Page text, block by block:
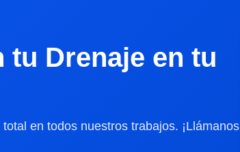
tu Drenaje en tu
en todos nuestros trabajos. ¡Llámanos